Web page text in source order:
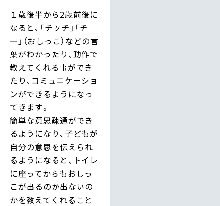
１歳後半から2歳前後に
なると、「チッチ」「チ
ー」（おしっこ）などの言
葉がわかったり、動作で
教えてくれる事ができ
たり、コミュニケーショ
ンができるようになっ
てきます。
簡単な意思疎通ができ
るようになり、子どもが
自分の意思を伝えられ
るようになると、トイレ
に座ってからもおしっ
こが出るのか出ないの
かを教えてくれること